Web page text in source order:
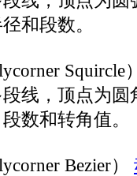
和段数。
Squircle
线，顶点为圆
数和转角值。
Bezier）